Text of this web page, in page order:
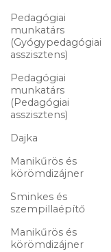
Pedagógiai
munkatárs
(Gyógypedagógiai
asszisztens)
Pedagógiai
munkatárs
(Pedagógiai
asszisztens)
Dajka
Manikűrös és
körömdizájner
Sminkes és
szempillaépítő
Manikűrös és
körömdizájner